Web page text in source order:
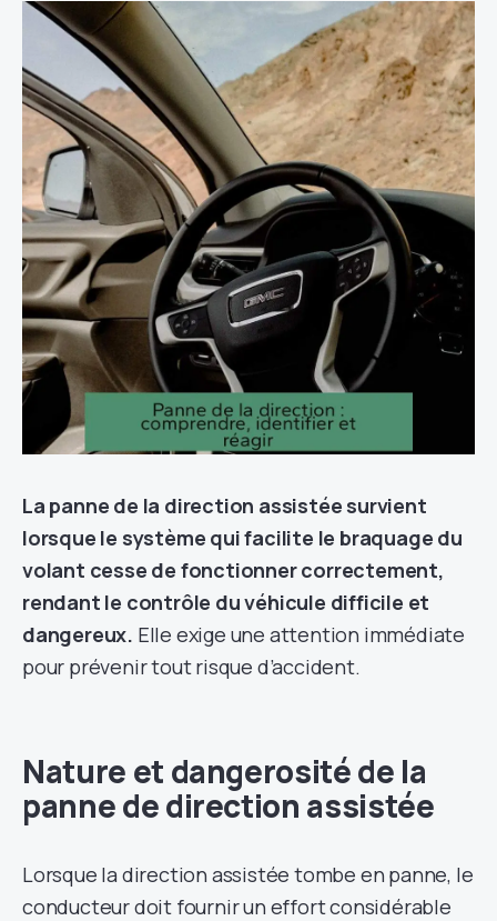
La panne de la direction assistée survient
lorsque le système qui facilite le braquage du
volant cesse de fonctionner correctement,
rendant le contrôle du véhicule difficile et
dangereux. Elle exige une attention immédiate
pour prévenir tout risque d’accident.
Nature et dangerosité de la
panne de direction assistée
Lorsque la direction assistée tombe en panne, le
conducteur doit fournir un effort considérable